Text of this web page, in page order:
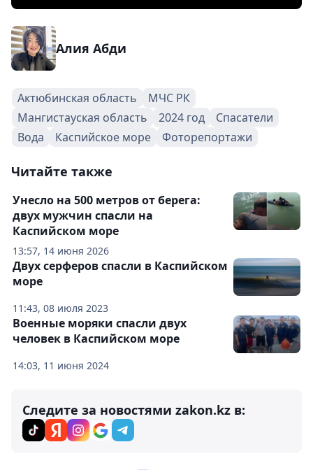
Алия Абди
Актюбинская область
МЧС РК
Мангистауская область
2024 год
Спасатели
Вода
Каспийское море Фоторепортажи
Читайте также
13:57, 14 июня 2026
Унесло на 500 метров от берега:
двух мужчин спасли на
Каспийском море
11:43, 08 июля 2023
Двух серферов спасли в Каспийском
море
14:03, 11 июня 2024
Военные моряки спасли двух
человек в Каспийском море
Следите за новостями zakon.kz в: